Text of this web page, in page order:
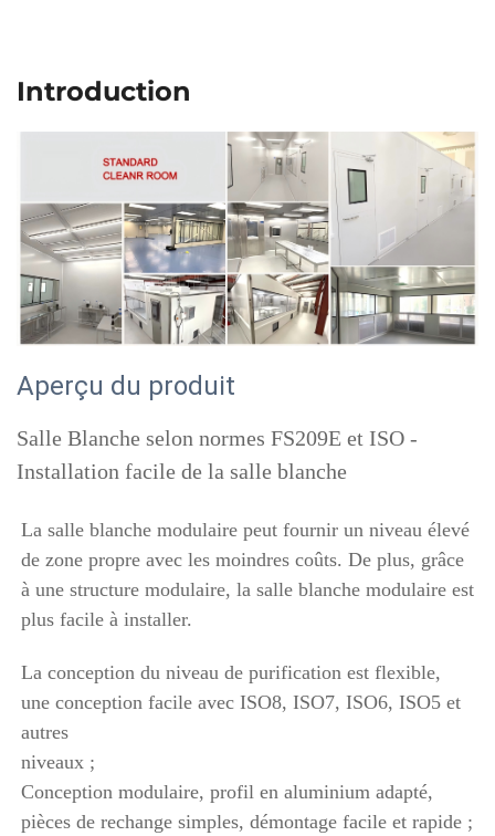
Introduction
Aperçu du produit
Salle Blanche selon normes FS209E et ISO -
Installation facile de la salle blanche
La salle blanche modulaire peut fournir un niveau élevé
de zone propre avec les moindres coûts. De plus, grâce
à une structure modulaire, la salle blanche modulaire est
plus facile à installer.
La conception du niveau de purification est flexible,
une conception facile avec ISO8, ISO7, ISO6, ISO5 et
autres
niveaux ;
Conception modulaire, profil en aluminium adapté,